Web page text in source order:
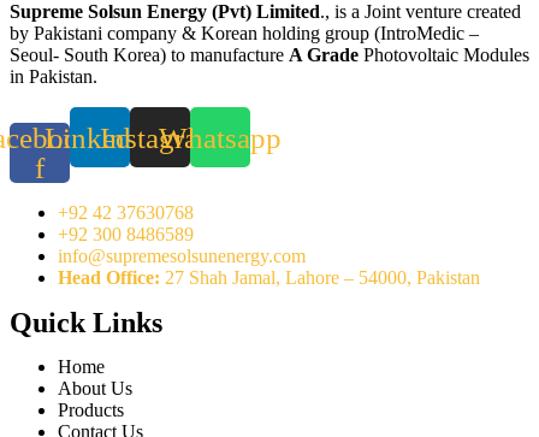
Supreme Solsun Energy (Pvt) Limited., is a Joint venture created
by Pakistani company & Korean holding group (IntroMedic –
Seoul- South Korea) to manufacture A Grade Photovoltaic Modules
in Pakistan.
f
LinkedinInstagramWhatsapp
+92 42 37630768
+92 300 8486589
info@supremesolsunenergy.com
Head Office: 27 Shah Jamal, Lahore – 54000, Pakistan
Quick Links
Home
About Us
Products
Contact Us